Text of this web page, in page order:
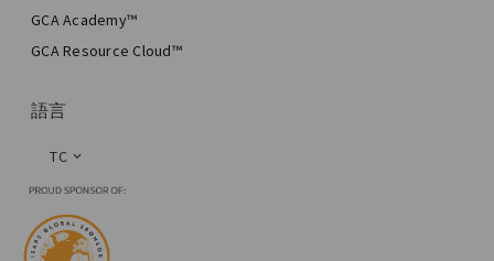
GCA Academy™
GCA Resource Cloud™
語言
TC